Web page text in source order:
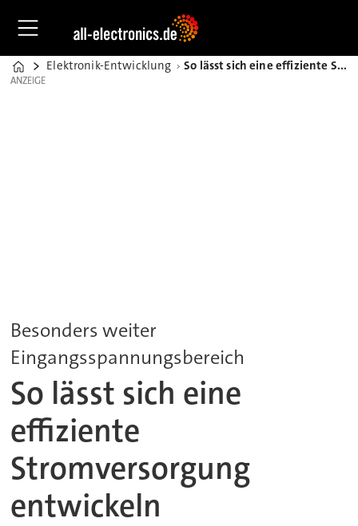
Home
Elektronik-Entwicklung So lässt sich eine effiziente Stromversorgung entwickeln
ANZEIGE
ANZEIGE
Besonders weiter
Eingangsspannungsbereich
So lässt sich eine
effiziente
Stromversorgung
entwickeln